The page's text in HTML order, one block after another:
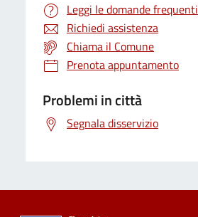
Leggi le domande frequenti
Richiedi assistenza
Chiama il Comune
Prenota appuntamento
Problemi in città
Segnala disservizio